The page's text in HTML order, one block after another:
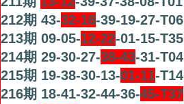
212期 43-32-16-39-19-27-T06
213期 09-05-12-22-01-15-T35
214期 29-30-27-38-43-31-T04
215期 19-38-30-13-01-11-T14
216期 18-41-32-44-36-45-T37